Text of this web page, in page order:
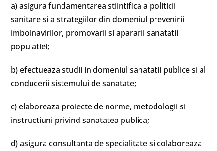
a) asigura fundamentarea stiintifica a politicii
sanitare si a strategiilor din domeniul prevenirii
imbolnavirilor, promovarii si apararii sanatatii
populatiei;
b) efectueaza studii in domeniul sanatatii publice si al
conducerii sistemului de sanatate;
c) elaboreaza proiecte de norme, metodologii si
instructiuni privind sanatatea publica;
d) asigura consultanta de specialitate si colaboreaza